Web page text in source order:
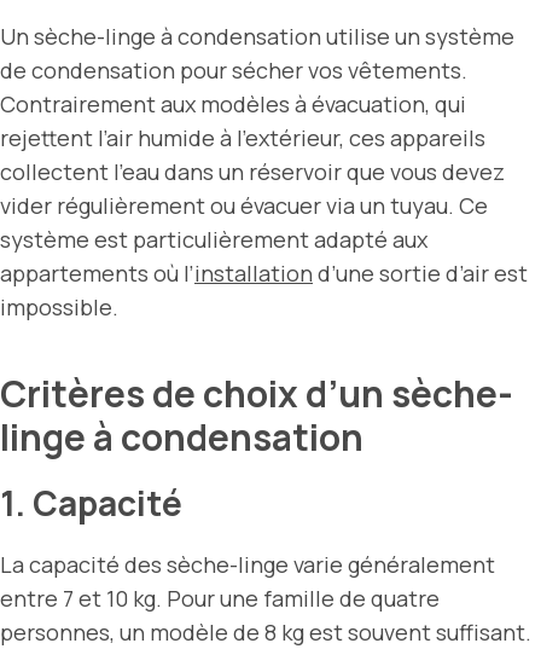
Un sèche-linge à condensation utilise un système
de condensation pour sécher vos vêtements.
Contrairement aux modèles à évacuation, qui
rejettent l’air humide à l’extérieur, ces appareils
collectent l’eau dans un réservoir que vous devez
vider régulièrement ou évacuer via un tuyau. Ce
système est particulièrement adapté aux
appartements où l’installation d’une sortie d’air est
impossible.
Critères de choix d’un sèche-
linge à condensation
1. Capacité
La capacité des sèche-linge varie généralement
entre 7 et 10 kg. Pour une famille de quatre
personnes, un modèle de 8 kg est souvent suffisant.